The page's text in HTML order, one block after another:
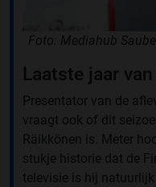
Foto: Mediahub
Laatste jaar
Presentator van de
vraagt ook of dit
Räikkönen is. Meter
stukje historie dat de
televisie is hij